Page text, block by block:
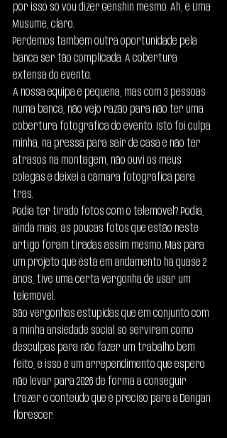
por isso só vou dizer Genshin mesmo. Ah, e Uma
Musume, claro.
Perdemos também outra oportunidade pela
banca ser tão complicada. A cobertura
extensa do evento.
A nossa equipa é pequena, mas com 3 pessoas
numa banca, não vejo razão para não ter uma
cobertura fotográfica do evento. Isto foi culpa
minha, na pressa para sair de casa e não ter
atrasos na montagem, não ouvi os meus
colegas e deixei a câmara fotográfica para
trás.
Podia ter tirado fotos com o telemóvel? Podia,
ainda mais, as poucas fotos que estão neste
artigo foram tiradas assim mesmo. Mas para
um projeto que está em andamento há quase 2
anos, tive uma certa vergonha de usar um
telemóvel.
São vergonhas estupidas que em conjunto com
a minha ansiedade social só serviram como
desculpas para não fazer um trabalho bem
feito, e isso é um arrependimento que espero
não levar para 2026 de forma a conseguir
trazer o conteúdo que é preciso para a Dangan
florescer.